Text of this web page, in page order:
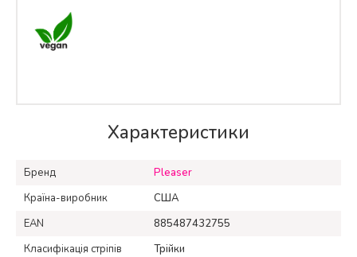
Характеристики
Бренд
Pleaser
Країна-виробник
США
EAN
885487432755
Класифікація стріпів
Трійки